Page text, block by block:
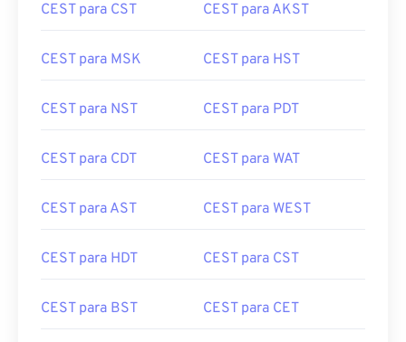
CEST para CST CEST para AKST
CEST para MSK CEST para HST
CEST para NST CEST para PDT
CEST para CDT CEST para WAT
CEST para AST CEST para WEST
CEST para HDT CEST para CST
CEST para BST CEST para CET